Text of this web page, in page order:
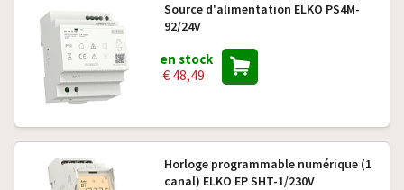
Source d'alimentation ELKO PS4M-
92/24V
en stock
€ 48,49
Horloge programmable numérique (1
canal) ELKO EP SHT-1/230V